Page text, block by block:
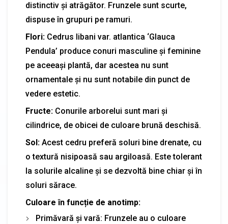
distinctiv și atrăgător. Frunzele sunt scurte,
dispuse în grupuri pe ramuri.
Flori: Cedrus libani var. atlantica ‘Glauca
Pendula’ produce conuri masculine și feminine
pe aceeași plantă, dar acestea nu sunt
ornamentale și nu sunt notabile din punct de
vedere estetic.
Fructe: Conurile arborelui sunt mari și
cilindrice, de obicei de culoare brună deschisă.
Sol: Acest cedru preferă soluri bine drenate, cu
o textură nisipoasă sau argiloasă. Este tolerant
la solurile alcaline și se dezvoltă bine chiar și în
soluri sărace.
Culoare în funcție de anotimp:
Primăvară și vară: Frunzele au o culoare